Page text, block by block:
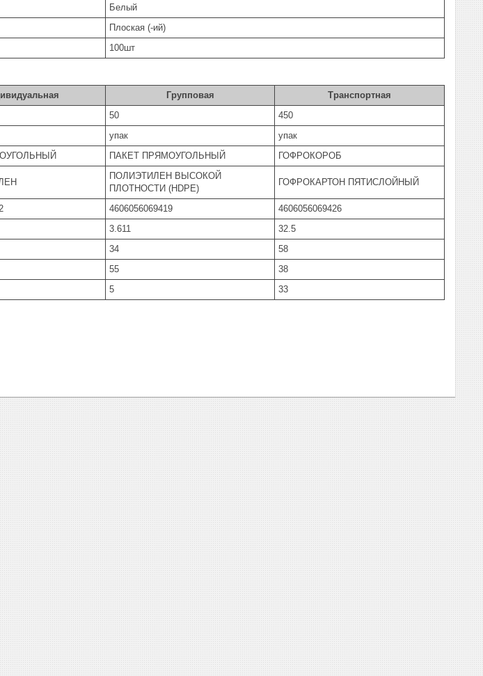
Белый
Плоская (-ий)
100шт
Групповая
Транспортная
50
450
упак
упак
ПАКЕТ ПРЯМОУГОЛЬНЫЙ ГОФРОКОРОБ
ПОЛИЭТИЛЕН ВЫСОКОЙ
ПЛОТНОСТИ (HDPE)
ГОФРОКАРТОН ПЯТИСЛОЙНЫЙ
4606056069419
4606056069426
3.611
32.5
34
58
55
38
5 33